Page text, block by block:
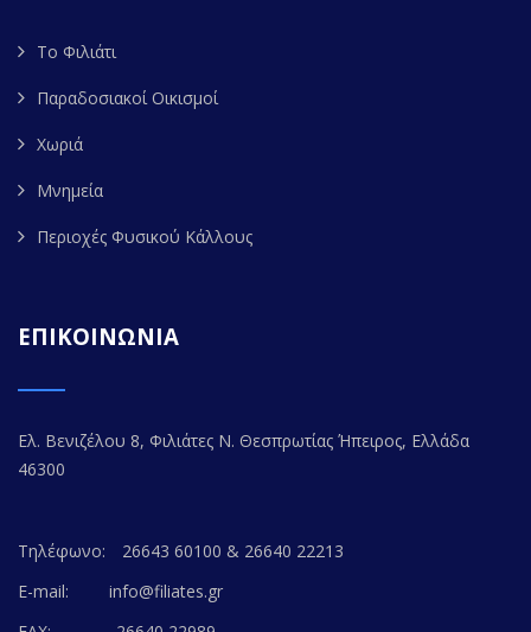
Το Φιλιάτι
Παραδοσιακοί Οικισμοί
Χωριά
Μνημεία
Περιοχές Φυσικού Κάλλους
ΕΠΙΚΟΙΝΩΝΙΑ
Ελ. Βενιζέλου 8, Φιλιάτες Ν. Θεσπρωτίας Ήπειρος, Ελλάδα
46300
Τηλέφωνο:
26643 60100 & 26640 22213
E-mail:
info@filiates.gr